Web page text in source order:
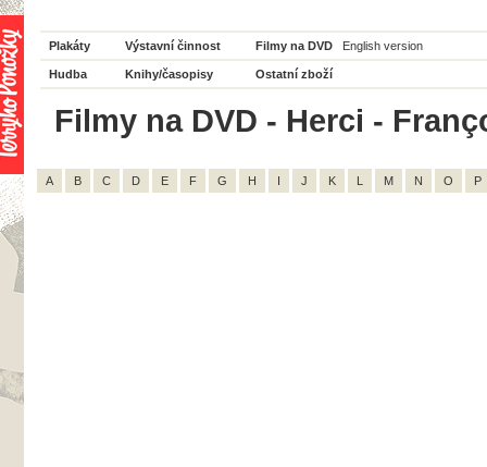
Plakáty Výstavní činnost Filmy na DVD English version
Hudba Knihy/časopisy Ostatní zboží
Filmy na DVD - Herci -
A B C D E F G H I J K L M N O P